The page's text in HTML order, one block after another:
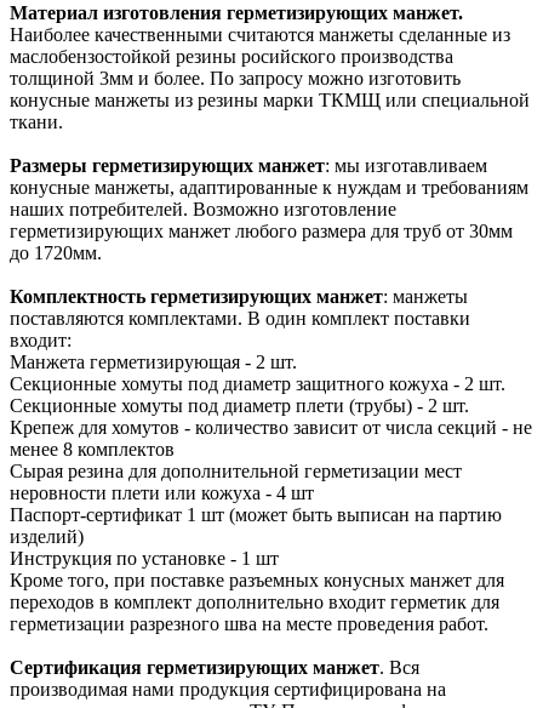
Материал изготовления герметизирующих манжет.
Наиболее качественными считаются манжеты сделанные из
маслобензостойкой резины росийского производства
толщиной 3мм и более. По запросу можно изготовить
конусные манжеты из резины марки ТКМЩ или специальной
ткани.
Размеры герметизирующих манжет: мы изготавливаем
конусные манжеты, адаптированные к нуждам и требованиям
наших потребителей. Возможно изготовление
герметизирующих манжет любого размера для труб от 30мм
до 1720мм.
Комплектность герметизирующих манжет: манжеты
поставляются комплектами. В один комплект поставки
входит:
Манжета герметизирующая - 2 шт.
Секционные хомуты под диаметр защитного кожуха - 2 шт.
Секционные хомуты под диаметр плети (трубы) - 2 шт.
Крепеж для хомутов - количество зависит от числа секций - не
менее 8 комплектов
Сырая резина для дополнительной герметизации мест
неровности плети или кожуха - 4 шт
Паспорт-сертификат 1 шт (может быть выписан на партию
изделий)
Инструкция по установке - 1 шт
Кроме того, при поставке разъемных конусных манжет для
переходов в комплект дополнительно входит герметик для
герметизации разрезного шва на месте проведения работ.
Сертификация герметизирующих манжет. Вся
производимая нами продукция сертифицирована на